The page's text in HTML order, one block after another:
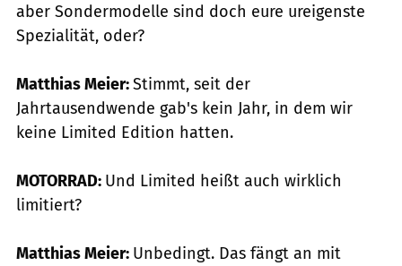
aber Sondermodelle sind doch eure ureigenste
Spezialität, oder?
Matthias Meier:Stimmt, seit der
Jahrtausendwende gab's kein Jahr, in dem wir
keine Limited Edition hatten.
MOTORRAD: Und Limited heißt auch wirklich
limitiert?
Matthias Meier: Unbedingt. Das fängt an mit